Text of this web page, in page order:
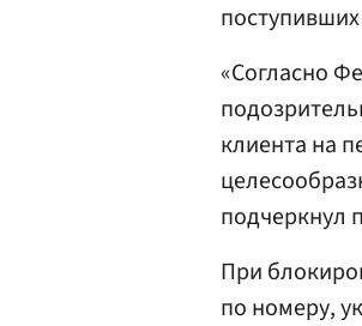
«Согласно
клиента на
подчеркнул
При
по номеру,